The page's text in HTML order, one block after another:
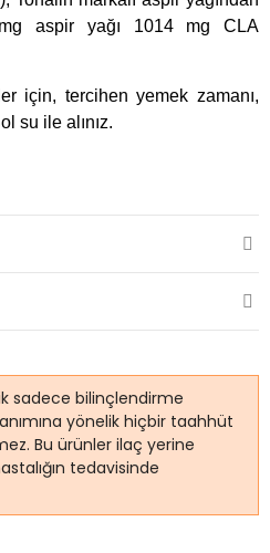
aspir yağı 1014 mg CLA
için, tercihen yemek zamanı,
su ile alınız.
sadece bilinçlendirme
yönelik hiçbir taahhüt
Bu ürünler ilaç yerine
tedavisinde